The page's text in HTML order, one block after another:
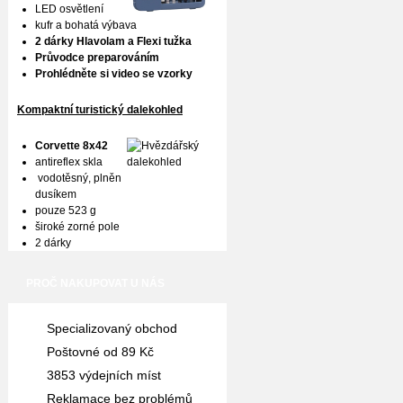
LED osvětlení
kufr a bohatá výbava
2 dárky Hlavolam a Flexi tužka
Průvodce preparováním
Prohlédněte si video se vzorky
Kompaktní turistický dalekohled
Corvette 8x42
antireflex skla
vodotěsný, plněn
dusíkem
pouze 523 g
široké zorné pole
2 dárky
Specializovaný obchod
Poštovné od 89 Kč
3853 výdejních míst
Reklamace bez problémů